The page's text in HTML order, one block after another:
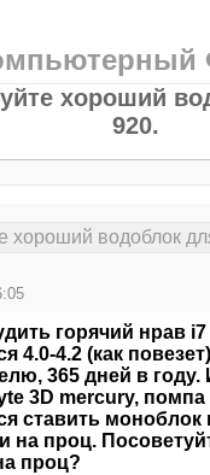
хороший
920.
хороший водоблок
горячий нрав i7
4.0-4.2 (как
365 дней в году.
3D mercury, помпа
ставить моноблок
на проц.
проц?